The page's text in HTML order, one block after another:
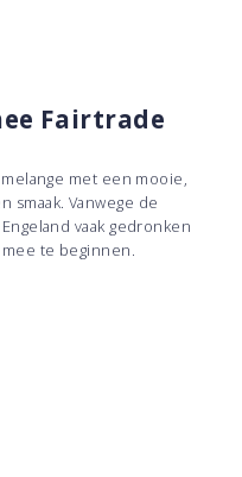
Fairtrade
met een mooie,
smaak. Vanwege de
vaak gedronken
te beginnen.